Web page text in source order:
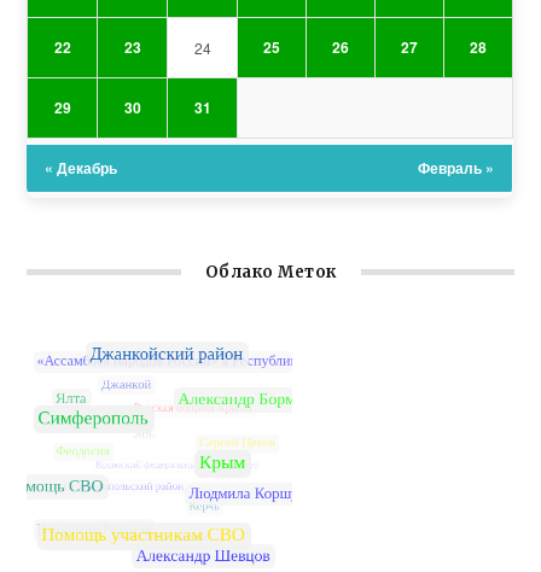
22 23 24 25 26 27 28
29 30 31
« Декабрь Февраль »
Облако Меток